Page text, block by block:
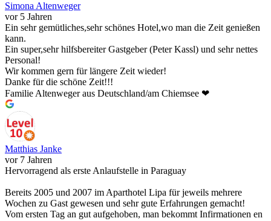
Simona Altenweger
vor 5 Jahren
Ein sehr gemütliches,sehr schönes Hotel,wo man die Zeit genießen
kann.
Ein super,sehr hilfsbereiter Gastgeber (Peter Kassl) und sehr nettes
Personal!
Wir kommen gern für längere Zeit wieder!
Danke für die schöne Zeit!!!
Familie Altenweger aus Deutschland/am Chiemsee ❤
Matthias Janke
vor 7 Jahren
Hervorragend als erste Anlaufstelle in Paraguay
Bereits 2005 und 2007 im Aparthotel Lipa für jeweils mehrere
Wochen zu Gast gewesen und sehr gute Erfahrungen gemacht!
Vom ersten Tag an gut aufgehoben, man bekommt Infirmationen en